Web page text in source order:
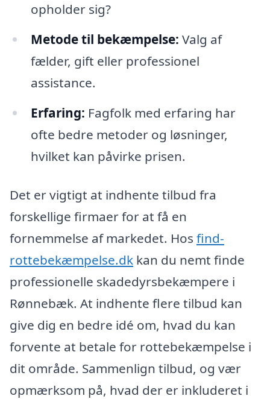
opholder sig?
Metode til bekæmpelse: Valg af
fælder, gift eller professionel
assistance.
Erfaring: Fagfolk med erfaring har
ofte bedre metoder og løsninger,
hvilket kan påvirke prisen.
Det er vigtigt at indhente tilbud fra
forskellige firmaer for at få en
fornemmelse af markedet. Hos find-
rottebekæmpelse.dk kan du nemt finde
professionelle skadedyrsbekæmpere i
Rønnebæk. At indhente flere tilbud kan
give dig en bedre idé om, hvad du kan
forvente at betale for rottebekæmpelse i
dit område. Sammenlign tilbud, og vær
opmærksom på, hvad der er inkluderet i